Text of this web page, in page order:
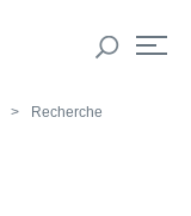
Recherche